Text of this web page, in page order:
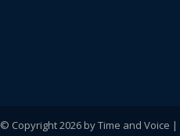
© Copyright 2026 by Time and Voice |